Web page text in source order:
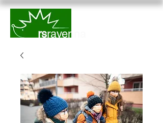
rsravenna